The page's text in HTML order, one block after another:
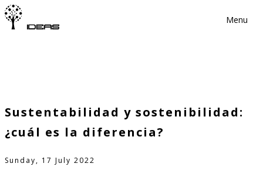
Menu
Sustentabilidad y sostenibilidad:
¿cuál es la diferencia?
Sunday, 17 July 2022